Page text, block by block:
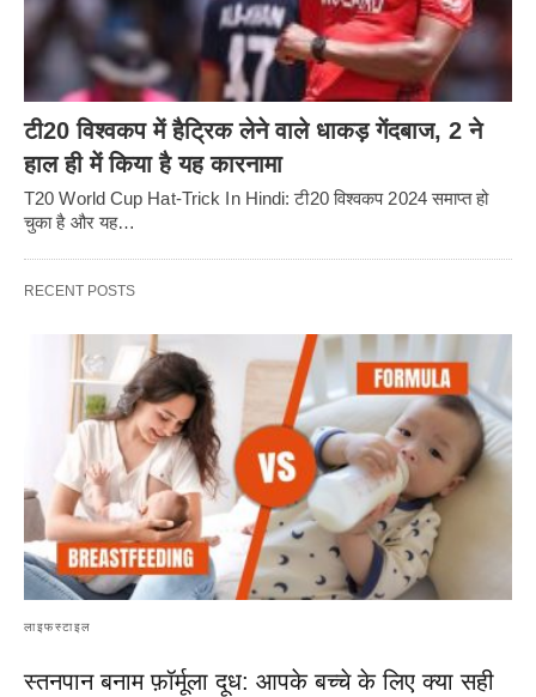
टी20 विश्वकप में हैट्रिक लेने वाले धाकड़ गेंदबाज, 2 ने
हाल ही में किया है यह कारनामा
T20 World Cup Hat-Trick In Hindi: टी20 विश्वकप 2024 समाप्त हो
चुका है और यह…
RECENT POSTS
लाइफस्टाइल
स्तनपान बनाम फ़ॉर्मूला दूध: आपके बच्चे के लिए क्या सही